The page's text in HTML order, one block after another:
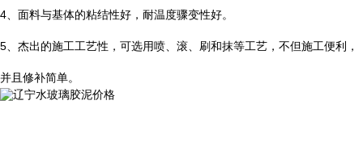
4 、面料与基体的粘结性好，耐温度骤变性好。
5 、杰出的施工工艺性，可选用喷、滚、刷和抹等工艺，不但施工便利，
并且修补简单。